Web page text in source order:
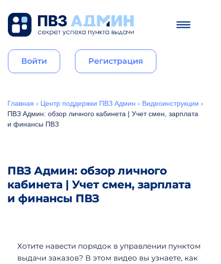
Войти Регистрация
Главная › Центр поддержки ПВЗ Админ › Видеоинструкции ›
ПВЗ Админ: обзор личного кабинета | Учет смен, зарплата
и финансы ПВЗ
ПВЗ Админ: обзор личного
кабинета | Учет смен, зарплата
и финансы ПВЗ
Хотите навести порядок в управлении пунктом
выдачи заказов? В этом видео вы узнаете, как